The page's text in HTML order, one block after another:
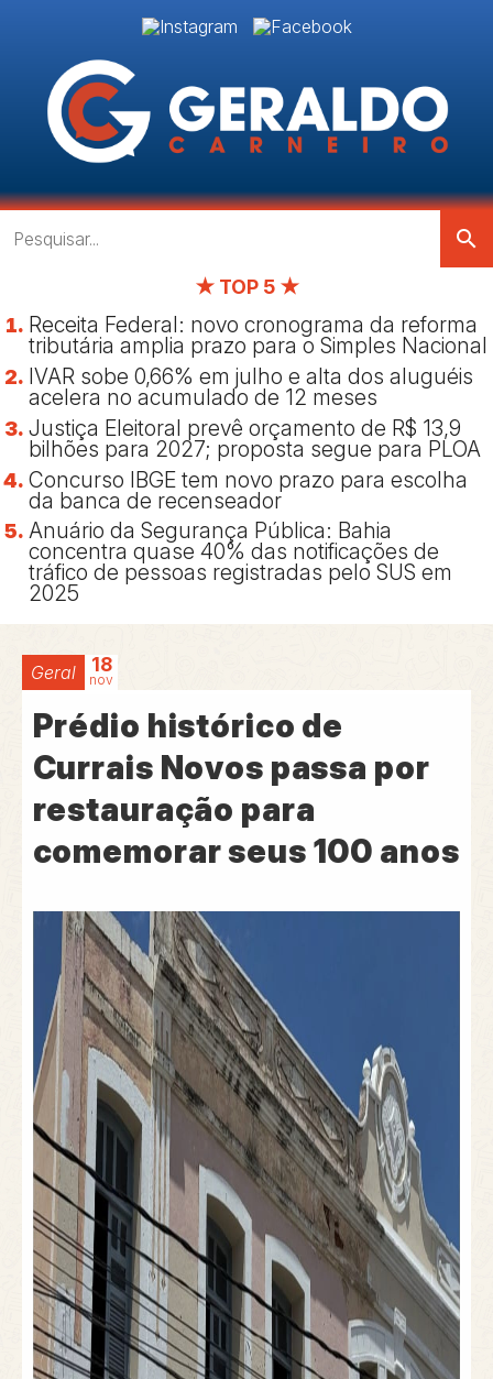
search
★ TOP 5 ★
Receita Federal: novo cronograma da reforma
tributária amplia prazo para o Simples Nacional
IVAR sobe 0,66% em julho e alta dos aluguéis
acelera no acumulado de 12 meses
Justiça Eleitoral prevê orçamento de R$ 13,9
bilhões para 2027; proposta segue para PLOA
Concurso IBGE tem novo prazo para escolha
da banca de recenseador
Anuário da Segurança Pública: Bahia
concentra quase 40% das notificações de
tráfico de pessoas registradas pelo SUS em
2025
Geral 18
nov
Prédio histórico de
Currais Novos passa por
restauração para
comemorar seus 100 anos